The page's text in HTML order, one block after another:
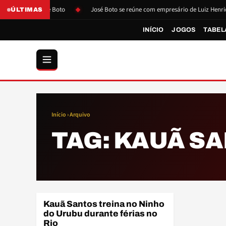
ÚLTIMAS
pressão de Boto José Boto se reúne com empresário de Luiz Henrique
INÍCIO JOGOS
Início › Arquivo
TAG: KAUÃ
BASE
Kauã Santos treina no Ninho
do Urubu durante férias no
Rio